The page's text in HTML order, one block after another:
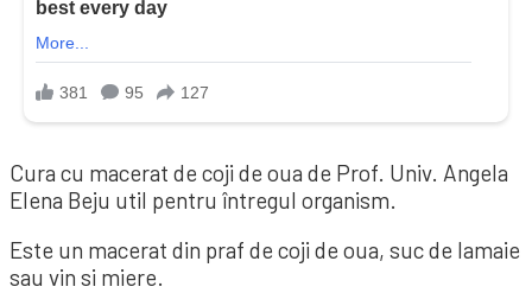
Cura cu macerat de coji de oua de Prof. Univ. Angela
Elena Beju util pentru întregul organism.
Este un macerat din praf de coji de oua, suc de lamaie
sau vin si miere.